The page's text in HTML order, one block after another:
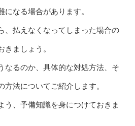
なる場合があります。
、払えなくなってしまった場合の
きましょう。
なるのか、具体的な対処方法、そ
方法についてご紹介します。
う、予備知識を身につけておきま